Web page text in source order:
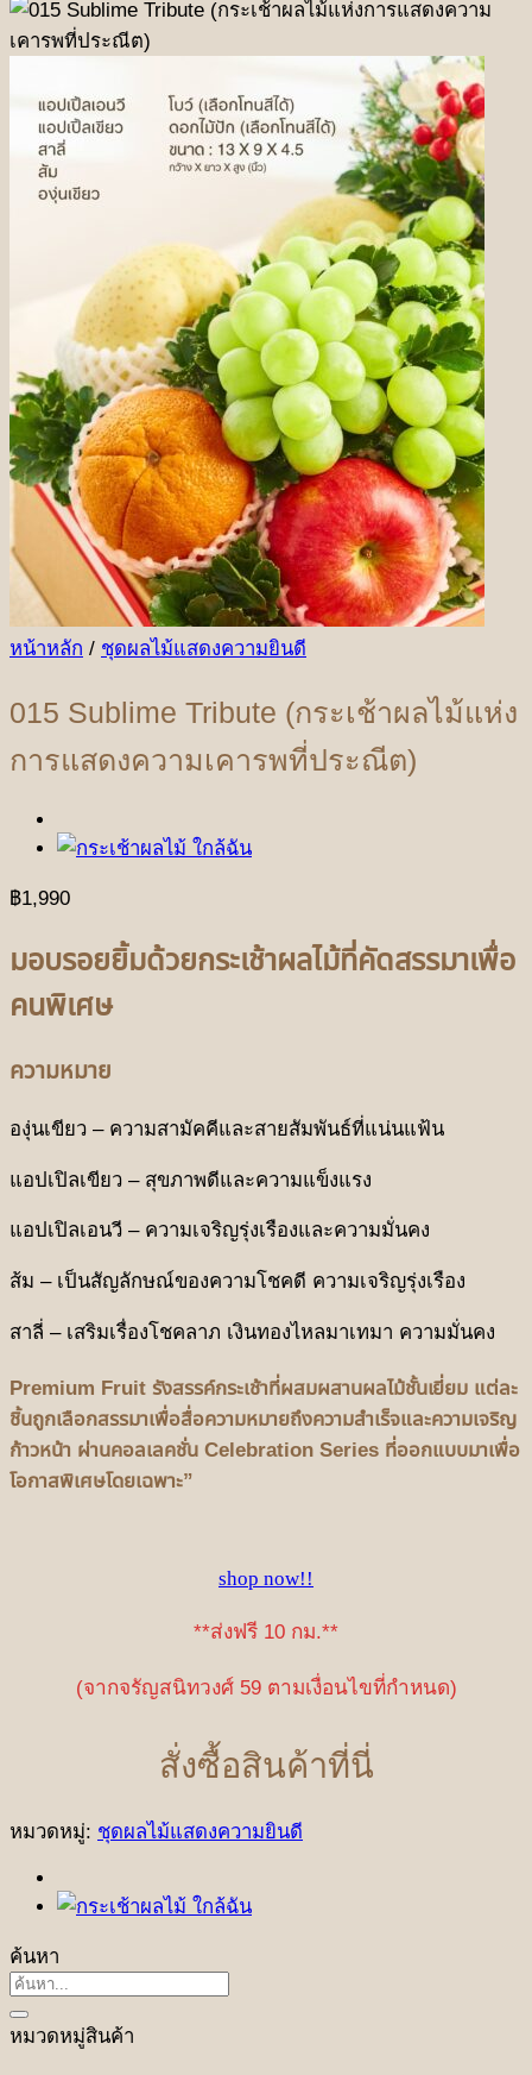
หน้าหลัก / ชุดผลไม้แสดงความยินดี
015 Sublime Tribute (กระเช้าผลไม้แห่ง
การแสดงความเคารพที่ประณีต)
฿1,990
มอบรอยยิ้มด้วยกระเช้าผลไม้ที่คัดสรรมาเพื่อ
คนพิเศษ
ความหมาย
องุ่นเขียว – ความสามัคคีและสายสัมพันธ์ที่แน่นแฟ้น
แอปเปิลเขียว – สุขภาพดีและความแข็งแรง
แอปเปิลเอนวี – ความเจริญรุ่งเรืองและความมั่นคง
ส้ม – เป็นสัญลักษณ์ของความโชคดี ความเจริญรุ่งเรือง
สาลี่ – เสริมเรื่องโชคลาภ เงินทองไหลมาเทมา ความมั่นคง
Premium Fruit รังสรรค์กระเช้าที่ผสมผสานผลไม้ชั้นเยี่ยม แต่ละ
ชิ้นถูกเลือกสรรมาเพื่อสื่อความหมายถึงความสำเร็จและความเจริญ
ก้าวหน้า ผ่านคอลเลคชั่น Celebration Series ที่ออกแบบมาเพื่อ
โอกาสพิเศษโดยเฉพาะ”
shop now!!
**ส่งฟรี 10 กม.**
(จากจรัญสนิทวงศ์ 59 ตามเงื่อนไขที่กำหนด)
สั่งซื้อสินค้าที่นี่
หมวดหมู่: ชุดผลไม้แสดงความยินดี
ค้นหา
ค้นหา:
หมวดหมู่สินค้า